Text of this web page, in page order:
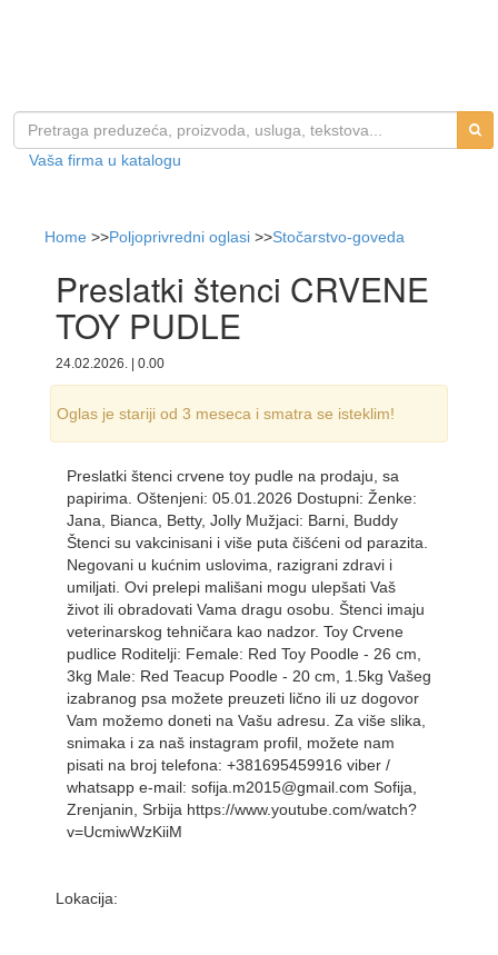
Vaša firma u katalogu
Home >>Poljoprivredni oglasi >>Stočarstvo-goveda
Preslatki štenci CRVENE
TOY PUDLE
24.02.2026. | 0.00
Oglas je stariji od 3 meseca i smatra se isteklim!
Preslatki štenci crvene toy pudle na prodaju, sa
papirima. Oštenjeni: 05.01.2026 Dostupni: Ženke:
Jana, Bianca, Betty, Jolly Mužjaci: Barni, Buddy
Štenci su vakcinisani i više puta čišćeni od parazita.
Negovani u kućnim uslovima, razigrani zdravi i
umiljati. Ovi prelepi mališani mogu ulepšati Vaš
život ili obradovati Vama dragu osobu. Štenci imaju
veterinarskog tehničara kao nadzor. Toy Crvene
pudlice Roditelji: Female: Red Toy Poodle - 26 cm,
3kg Male: Red Teacup Poodle - 20 cm, 1.5kg Vašeg
izabranog psa možete preuzeti lično ili uz dogovor
Vam možemo doneti na Vašu adresu. Za više slika,
snimaka i za naš instagram profil, možete nam
pisati na broj telefona: +381695459916 viber /
whatsapp e-mail: sofija.m2015@gmail.com Sofija,
Zrenjanin, Srbija https://www.youtube.com/watch?
v=UcmiwWzKiiM
Lokacija: